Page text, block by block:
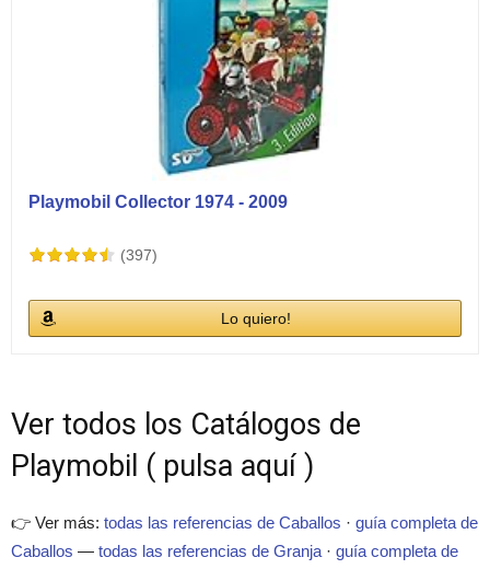
Playmobil Collector 1974 - 2009
(397)
Lo quiero!
Ver todos los Catálogos de
Playmobil ( pulsa aquí )
👉 Ver más: todas las referencias de Caballos · guía completa de
Caballos — todas las referencias de Granja · guía completa de